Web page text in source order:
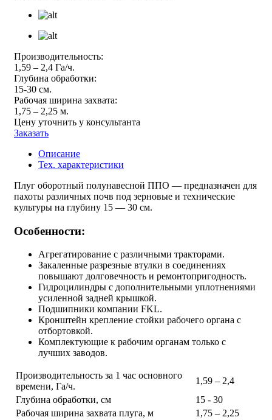
Производительность:
1,59 – 2,4 Га/ч.
Глубина обработки:
15-30 см.
Рабочая ширина захвата:
1,75 – 2,25 м.
Цену уточнить у консультанта
Заказать
Описание
Тех. характеристики
Плуг оборотный полунавесной ППО — предназначен для
пахоты различных почв под зерновые и технические
культуры на глубину 15 — 30 см.
Особенности:
Агрегатирование с различными тракторами.
Закаленные разрезные втулки в соединениях
повышают долговечность и ремонтопригодность.
Гидроцилиндры с дополнительными уплотнениями
усиленной задней крышкой.
Подшипники компании FKL.
Кронштейн крепление стойки рабочего органа с
отбортовкой.
Комплектующие к рабочим органам только с
лучших заводов.
Производительность за 1 час основного
времени, Га/ч.
1,59 – 2,4
Глубина обработки, см
15 - 30
Рабочая ширина захвата плуга, м
1,75 – 2,25